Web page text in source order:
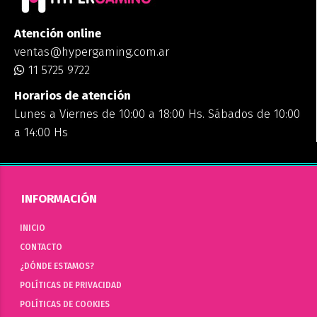
Atención online
ventas@hypergaming.com.ar
11 5725 9722
Horarios de atención
Lunes a Viernes de 10:00 a 18:00 Hs. Sábados de 10:00
a 14:00 Hs
INFORMACIÓN
INICIO
CONTACTO
¿DÓNDE ESTAMOS?
POLÍTICAS DE PRIVACIDAD
POLÍTICAS DE COOKIES